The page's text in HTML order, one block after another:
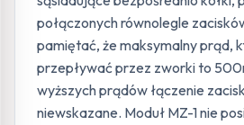
połączonych równolegle
pamiętać, że maksymalny prąd,
przepływać przez zworki to
wyższych prądów łączenie
niewskazane. Moduł MZ-1 nie